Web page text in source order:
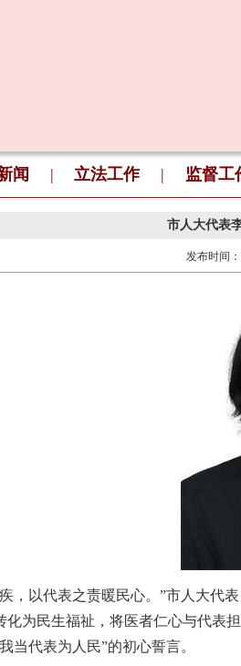
闻 | 立法工作 | 监督工
市人大代表
发布时间：
以代表之责暖民心。”市人大代表
化为民生福祉，将医者仁心与代表
当代表为人民”的初心誓言。